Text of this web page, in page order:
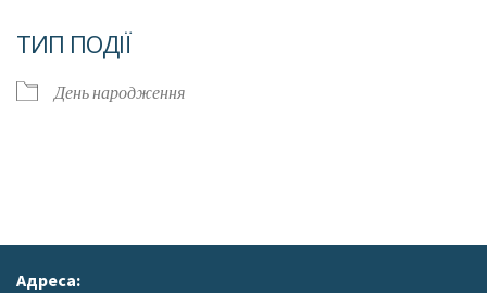
ТИП ПОДІЇ
День народження
Адреса: